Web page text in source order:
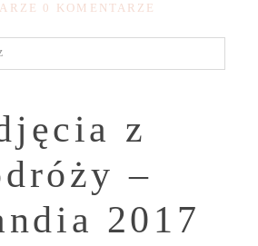
0 KOMENTARZE
z
–
2017